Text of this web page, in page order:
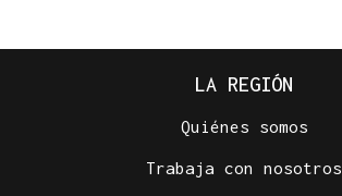
LA REGIÓN
Quiénes somos
Trabaja con nosotros